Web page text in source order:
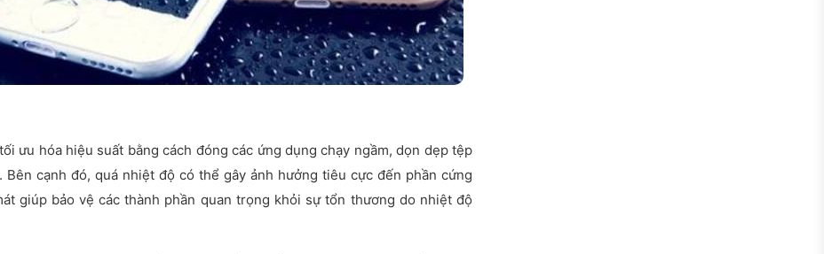
ưu hóa hiệu suất bằng cách đóng các ứng dụng chạy ngầm, dọn dẹp tệp
Bên cạnh đó, quá nhiệt độ có thể gây ảnh hưởng tiêu cực đến phần cứng
giúp bảo vệ các thành phần quan trọng khỏi sự tổn thương do nhiệt độ